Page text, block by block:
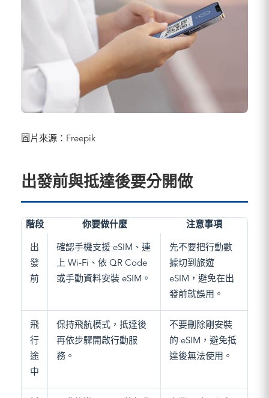
圖片來源：Freepik
出發前與抵達後要分開做
階段 你要做什麼 注意事項
出
發
前
確認手機支援 eSIM、連
上 Wi-Fi、依 QR Code
或手動資料安裝 eSIM。
先不要把行動數
據切到旅遊
eSIM，避免在出
發前就誤用。
飛
行
途
中
保持飛航模式，抵達後
再依步驟開啟行動服
務。
不要刪除剛安裝
的 eSIM，避免抵
達後無法使用。